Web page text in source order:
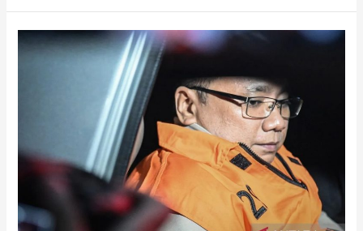
Yaqut
Cholil
sepekan
sebelum
lebaran